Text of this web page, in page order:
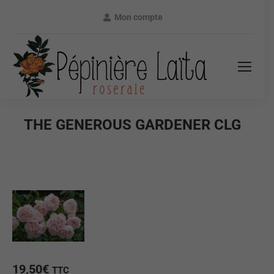
Mon compte
THE GENEROUS GARDENER CLG
19,50€ TTC